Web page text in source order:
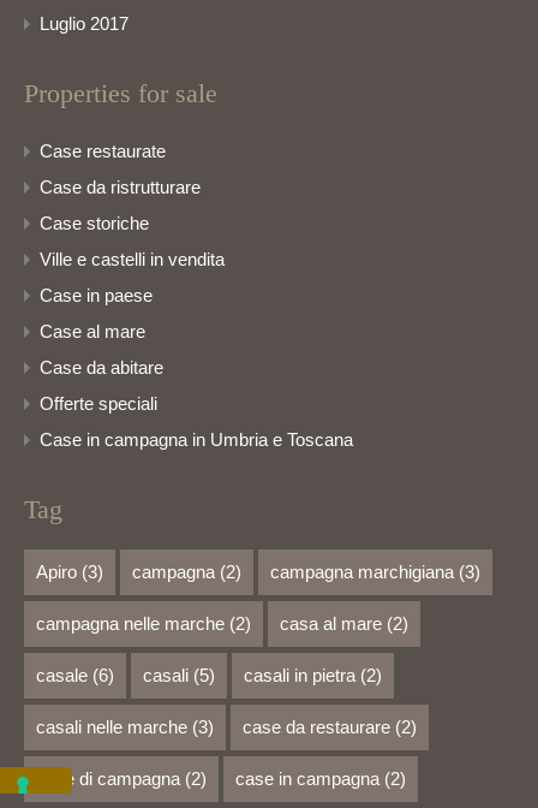
Luglio 2017
Properties for sale
Case restaurate
Case da ristrutturare
Case storiche
Ville e castelli in vendita
Case in paese
Case al mare
Case da abitare
Offerte speciali
Case in campagna in Umbria e Toscana
Tag
Apiro (3) campagna (2) campagna marchigiana (3)
campagna nelle marche (2) casa al mare (2)
casale (6) casali (5) casali in pietra (2)
casali nelle marche (3) case da restaurare (2)
case di campagna (2) case in campagna (2)